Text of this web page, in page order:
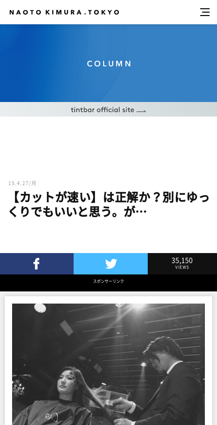
15.4.27/月
【カットが速い】は正解か？別にゆっ
くりでもいいと思う。が…
Twitterでツイート
35,150
VIEWS
スポンサーリンク